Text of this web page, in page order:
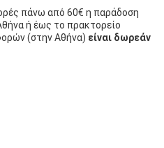
πάνω από 60€ η παράδοση
ή έως το πρακτορείο
(στην Αθήνα) είναι δωρεάν